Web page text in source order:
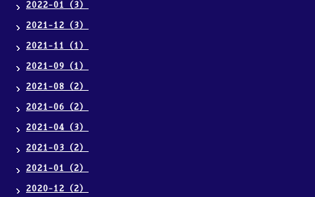
2022-01（3）
2021-12（3）
2021-11（1）
2021-09（1）
2021-08（2）
2021-06（2）
2021-04（3）
2021-03（2）
2021-01（2）
2020-12（2）